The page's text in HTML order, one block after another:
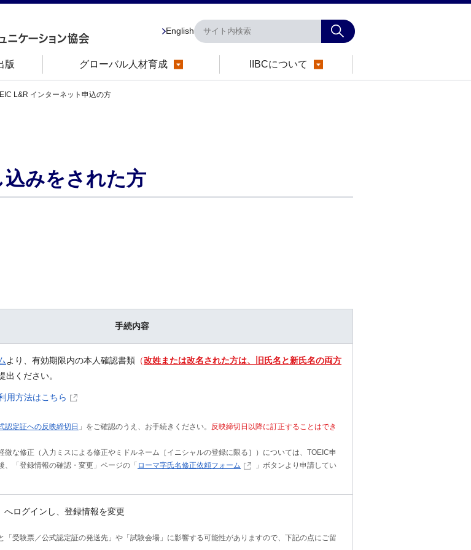
English
版 グローバル人材育成 IIBCについて
L&R インターネット申込の方
みをされた方
手続内容
より、有効期限内の本人確認書類 （改姓または改名された方は、旧氏名と新氏名の両方
出ください。
用方法はこちら
認定証への反映締切日 」をご確認のうえ、お手続きください。 反映締切日以降に訂正することはでき
微な修正（入力ミスによる修正やミドルネーム［イニシャルの登録に限る］）については、TOEIC申
、「登録情報の確認・変更」ページの「 ローマ字氏名修正依頼フォーム
」ボタンより申請してい
へログインし、登録情報を変更
「受験票／公式認定証の発送先」や「試験会場」に影響する可能性がありますので、下記の点にご留